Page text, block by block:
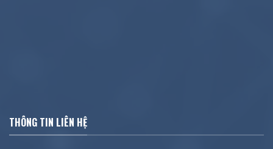
THÔNG TIN LIÊN HỆ